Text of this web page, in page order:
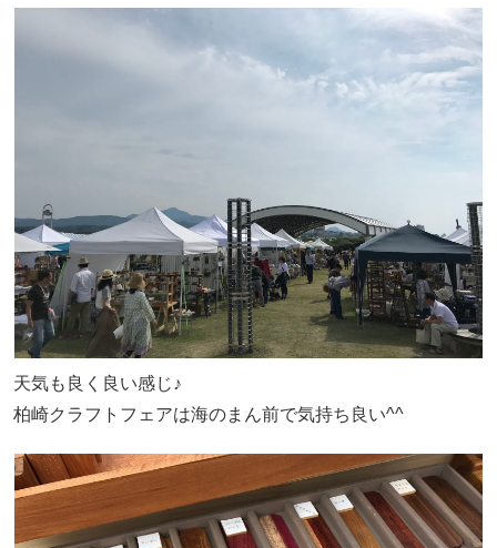
天気も良く良い感じ♪
柏崎クラフトフェアは海のまん前で気持ち良い^^